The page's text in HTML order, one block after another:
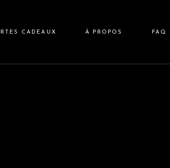
CADEAUX À PROPOS FAQ